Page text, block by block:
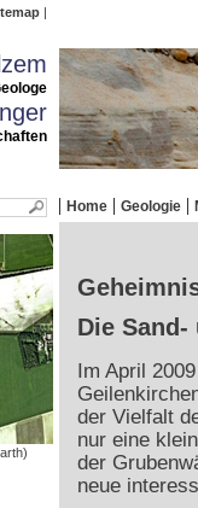
Home Geologie
Die
Im April
der Vielfalt
nur eine
der
neue